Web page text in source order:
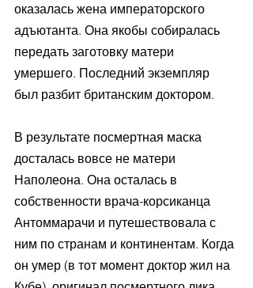
оказалась жена императорского
адъютанта. Она якобы собиралась
передать заготовку матери
умершего. Последний экземпляр
был разбит британским доктором.
В результате посмертная маска
досталась вовсе не матери
Наполеона. Она осталась в
собственности врача-корсиканца
Антоммарачи и путешествовала с
ним по странам и континентам. Когда
он умер (в тот момент доктор жил на